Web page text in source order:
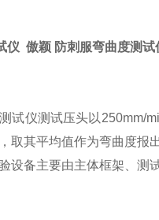
仪 傲颖 防刺服弯曲度测试
试仪测试压头以 250mm/
取其平均值作为弯曲度报
设备主要由主体框架、测